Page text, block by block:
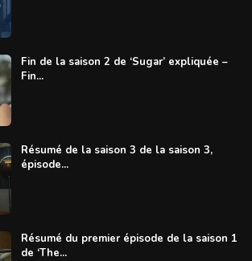
Fin de la saison 2 de ‘Sugar’ expliquée –
Fin...
Résumé de la saison 3 de la saison 3,
épisode...
Résumé du premier épisode de la saison 1
de ‘The...